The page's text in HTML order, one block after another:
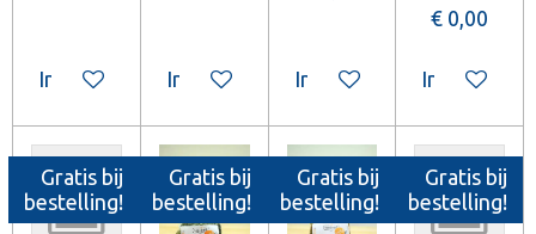
In winkelwagenIn winkelwagenIn winkelwagen
€ 0,00
In
Gratis bij
bestelling!
Gratis bij
bestelling!
Gratis bij
bestelling!
Gratis bij
bestelling!